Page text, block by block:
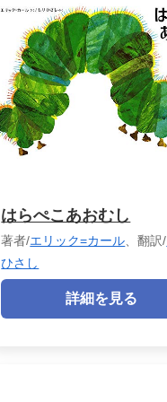
はらぺこあおむし
著者/エリック=カール 、翻訳/
ひさし
詳細を見る